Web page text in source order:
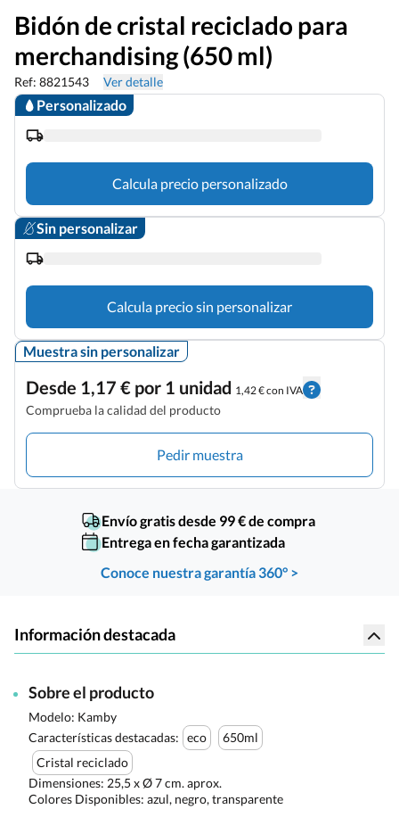
Bidón de cristal reciclado para
merchandising (650 ml)
Ref: 8821543 Ver detalle
Personalizado
Calcula precio personalizado
Sin personalizar
Calcula precio sin personalizar
Muestra sin personalizar
Desde 1,17 € por 1 unidad 1,42 € con IVA
Comprueba la calidad del producto
Pedir muestra
Envío gratis desde 99 € de compra
Entrega en fecha garantizada
Conoce nuestra garantía 360° >
Información destacada
Sobre el producto
Modelo: Kamby
Características destacadas: eco
650ml
Cristal reciclado
Dimensiones: 25,5 x Ø 7 cm. aprox.
Colores Disponibles: azul, negro, transparente